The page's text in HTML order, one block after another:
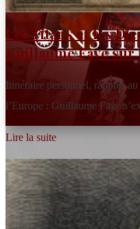
La
Les Titans et les
Guillaume Faye sur
Itinéraire personnel, rapport
l’Europe : Guillaume Faye
Lire la suite